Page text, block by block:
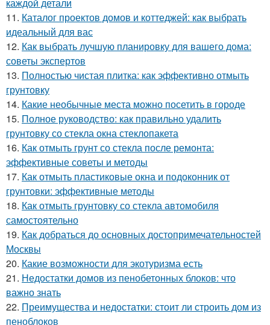
11. Каталог проектов домов и коттеджей: как выбрать
идеальный для вас
12. Как выбрать лучшую планировку для вашего дома:
советы экспертов
13. Полностью чистая плитка: как эффективно отмыть
грунтовку
14. Какие необычные места можно посетить в городе
15. Полное руководство: как правильно удалить
грунтовку со стекла окна стеклопакета
16. Как отмыть грунт со стекла после ремонта:
эффективные советы и методы
17. Как отмыть пластиковые окна и подоконник от
грунтовки: эффективные методы
18. Как отмыть грунтовку со стекла автомобиля
самостоятельно
19. Как добраться до основных достопримечательностей
Москвы
20. Какие возможности для экотуризма есть
21. Недостатки домов из пенобетонных блоков: что
важно знать
22. Преимущества и недостатки: стоит ли строить дом из
пеноблоков